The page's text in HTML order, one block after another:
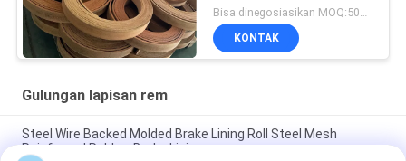
Lapisan Rem Winch Laut
KONTAK
Gulungan lapisan rem
Steel Wire Backed Molded Brake Lining Roll Steel Mesh
Reinforced Rubber Brake Lining